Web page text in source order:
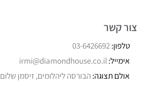
צור קשר
טלפון:03-6426692
אימייל:irmi@diamondhouse.co.il
אולם תצוגה: הבורסה ליהלומים, זיסמן שלום 1, רמת גן